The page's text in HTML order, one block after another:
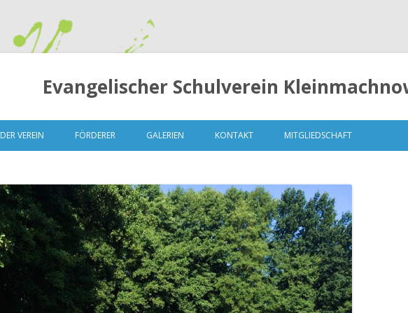
Evangelischer Schulverein
Springe
zum
DER VEREIN
GRUNDSÄTZE
SATZUNG
MITGLIEDERVERSAMMLUNGEN
MITGLIEDERVERSAMMLUNG 2014
– 13. OKTOBER 2014
MITGLIEDERVERSAMMLUNG 2015
ESK TRANSPARENT (ITZ)
FÖRDERER GALERIEN KONTAKT MITGLIEDSCHAFT